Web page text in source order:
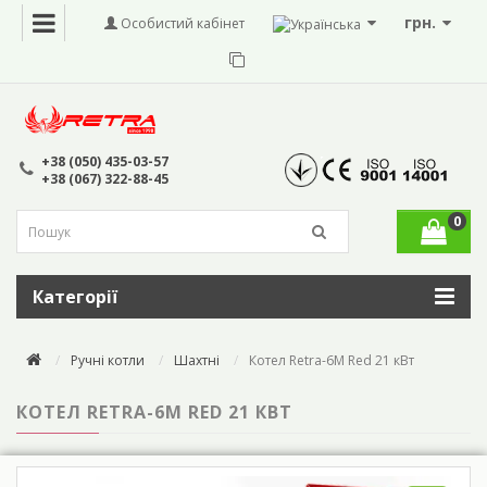
грн.
Особистий кабінет
+38 (050) 435-03-57
+38 (067) 322-88-45
0
Категорії
Ручні котли Шахтні Котел Retra-6M Red 21 кВт
КОТЕЛ RETRA-6M RED 21 КВТ